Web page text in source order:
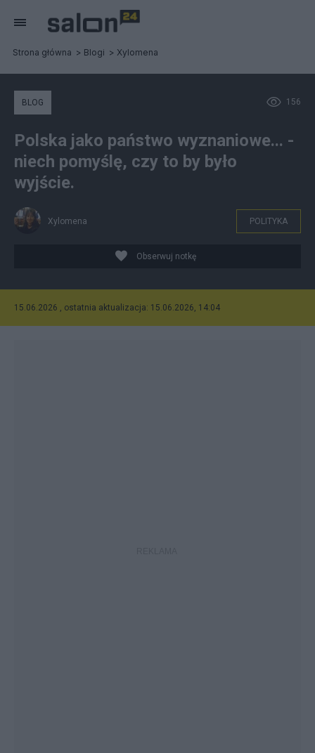
Strona główna Blogi Xylomena
156
BLOG
Polska jako państwo wyznaniowe... -
niech pomyślę, czy to by było
wyjście.
Xylomena POLITYKA
Obserwuj notkę
15.06.2026 , ostatnia aktualizacja: 15.06.2026, 14:04